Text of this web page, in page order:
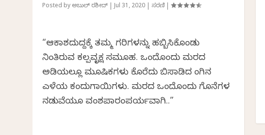
Posted by ಅಬ್ದುಲ್ ರಶೀದ್ |Jul 31, 2020 ಸರಣಿ |
“ಆಕಾಶದುದ್ದಕ್ಕೆ ತಮ್ಮ ಗರಿಗಳನ್ನು ಹಬ್ಬಿಸಿಕೊಂಡು
ನಿಂತಿರುವ ಕಲ್ಪವೃಕ್ಷ ಸಮೂಹ. ಒಂದೊಂದು ಮರದ
ಅಡಿಯಲ್ಲೂ ಮೂಷಿಕಗಳು ಕೊರೆದು ಬಿಸಾಡಿದ ತೆಂಗಿನ
ಎಳೆಯ ಕಂದುಗಾಯಿಗಳು. ಮರದ ಒಂದೊಂದು ಗೊನೆಗಳ
ನಡುವೆಯೂ ವಂಶಪಾರಂಪರ್ಯವಾಗಿ..”